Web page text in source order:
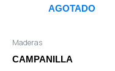
AGOTADO
Maderas
CAMPANILLA